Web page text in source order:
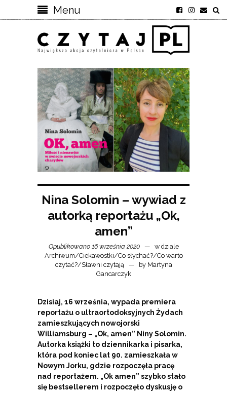
Menu
Nina Solomin – wywiad z
autorką reportażu „Ok,
amen”
Opublikowano 16 września 2020
w dziale
Archiwum/Ciekawostki/Co słychać?/Co warto
czytać?/Sławni czytają by Martyna
Gancarczyk
Dzisiaj, 16 września, wypada premiera
reportażu o ultraortodoksyjnych Żydach
zamieszkujących nowojorski
Williamsburg – „Ok, amen” Niny Solomin.
Autorka książki to dziennikarka i pisarka,
która pod koniec lat 90. zamieszkała w
Nowym Jorku, gdzie rozpoczęła pracę
nad reportażem. „Ok amen” szybko stało
się bestsellerem i rozpoczęło dyskusję o